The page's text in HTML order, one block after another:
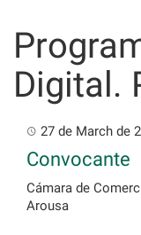
content
Digital.
27 de March de
Convocante
Cámara de
Arousa